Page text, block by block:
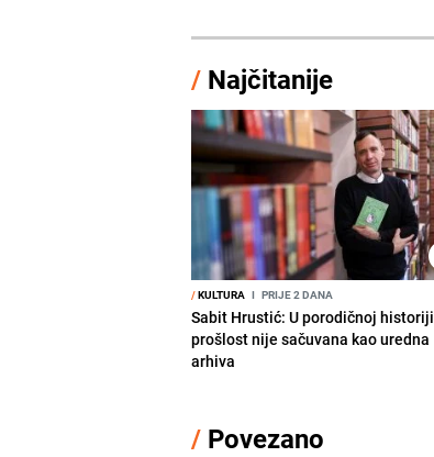
/ Najčitanije
/KULTURA I PRIJE 2 DANA
Sabit Hrustić: U porodičnoj historiji
prošlost nije sačuvana kao uredna
arhiva
/ Povezano